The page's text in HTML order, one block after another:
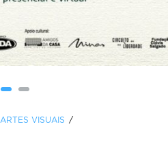
ARTES VISUAIS